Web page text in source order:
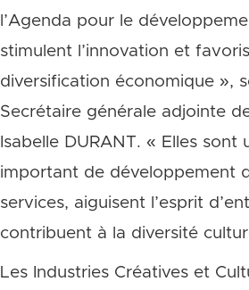
l’Agenda pour le
stimulent l’innovation et
diversification économique »,
Secrétaire générale adjointe
Isabelle DURANT. « Elles sont
important de développement
services, aiguisent l’esprit
contribuent à la diversité
Les Industries Créatives et